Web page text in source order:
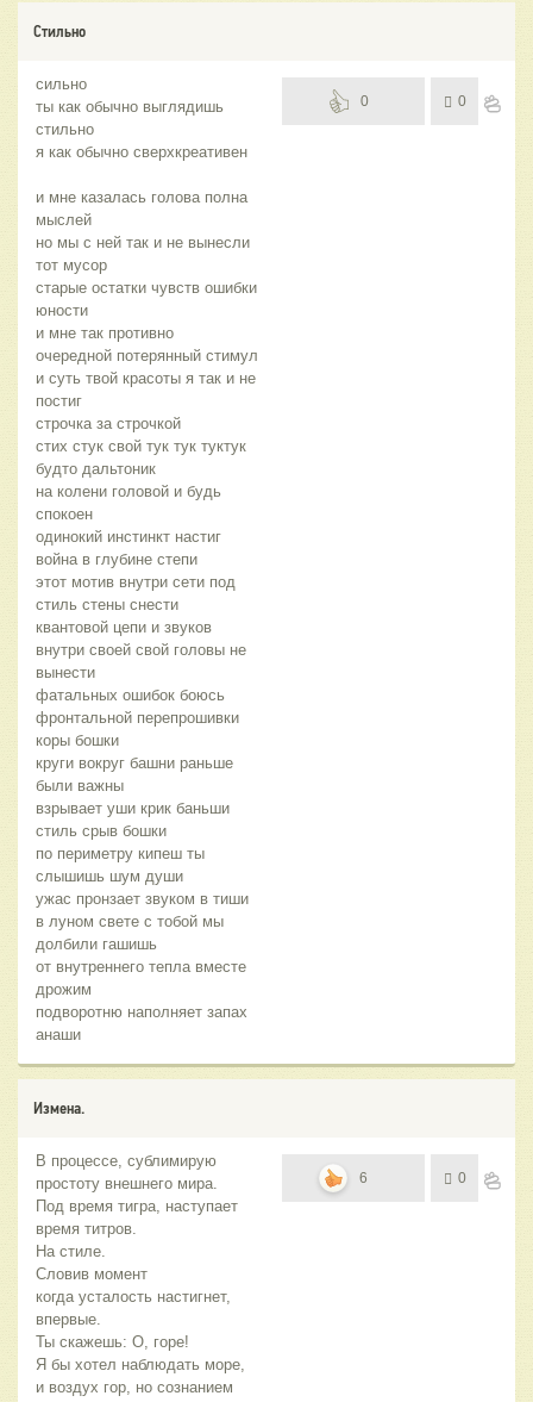
Стильно
сильно
ты как обычно выглядишь
стильно
я как обычно сверхкреативен
и мне казалась голова полна
мыслей
но мы с ней так и не вынесли
тот мусор
старые остатки чувств ошибки
юности
и мне так противно
очередной потерянный стимул
и суть твой красоты я так и не
постиг
строчка за строчкой
стих стук свой тук тук туктук
будто дальтоник
на колени головой и будь
спокоен
одинокий инстинкт настиг
война в глубине степи
этот мотив внутри сети под
стиль стены снести
квантовой цепи и звуков
внутри своей свой головы не
вынести
фатальных ошибок боюсь
фронтальной перепрошивки
коры бошки
круги вокруг башни раньше
были важны
взрывает уши крик баньши
стиль срыв бошки
по периметру кипеш ты
слышишь шум души
ужас пронзает звуком в тиши
в луном свете с тобой мы
долбили гашишь
от внутреннего тепла вместе
дрожим
подворотню наполняет запах
анаши
0 0
Измена.
В процессе, сублимирую
простоту внешнего мира.
Под время тигра, наступает
время титров.
На стиле.
Словив момент
когда усталость настигнет,
впервые.
Ты скажешь: О, горе!
Я бы хотел наблюдать море,
и воздух гор, но сознанием
6 0